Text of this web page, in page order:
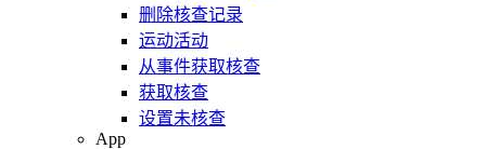
删除核查记录
运动活动
从事件获取核查
获取核查
设置未核查
App